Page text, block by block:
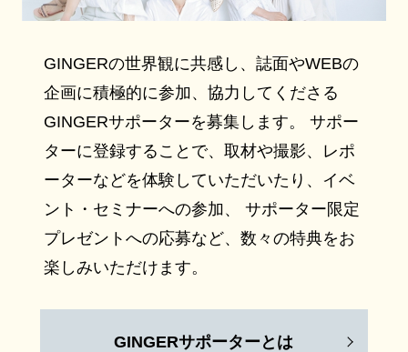
GINGERの世界観に共感し、誌面やWEBの
企画に積極的に参加、協力してくださる
GINGERサポーターを募集します。 サポー
ターに登録することで、取材や撮影、レポ
ーターなどを体験していただいたり、イベ
ント・セミナーへの参加、 サポーター限定
プレゼントへの応募など、数々の特典をお
楽しみいただけます。
GINGERサポーターとは